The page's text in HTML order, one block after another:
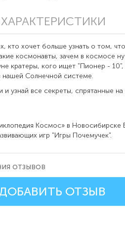
ХАРАКТЕРИСТИКИ
кто хочет больше узнать о том,
космонавты, зачем в космосе
кратеры, кого ищет "Пионер - 10",
нашей Солнечной системе.
узнай все секреты, спрятанные на
Космос» в
игр "Игры Почемучек".
отзывов
ОТЗЫВ